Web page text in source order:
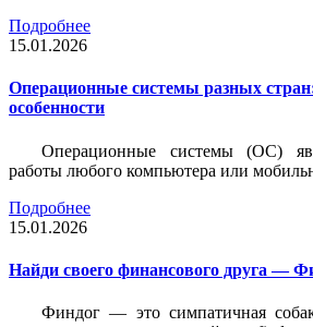
Подробнее
15.01.2026
Операционные системы разных
особенности
Операционные системы (ОС)
работы любого компьютера или
Подробнее
15.01.2026
Найди своего финансового друга —
Финдог — это симпатичная